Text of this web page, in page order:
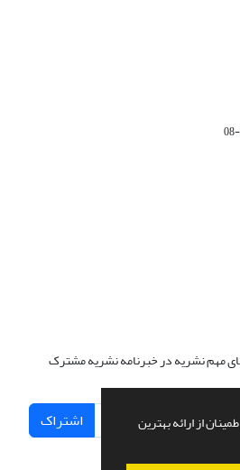
از ارائه بهترین
مهم نشریه در خبرنامه نشریه مشترک
اشتراک